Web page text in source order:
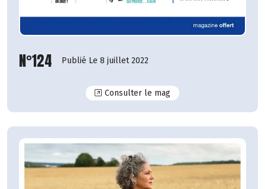
N°124 Publié Le 8 juillet 2022
Consulter le magN°124